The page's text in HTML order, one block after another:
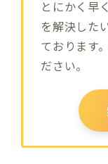
とにかく早
を解決した
ております
ださい。